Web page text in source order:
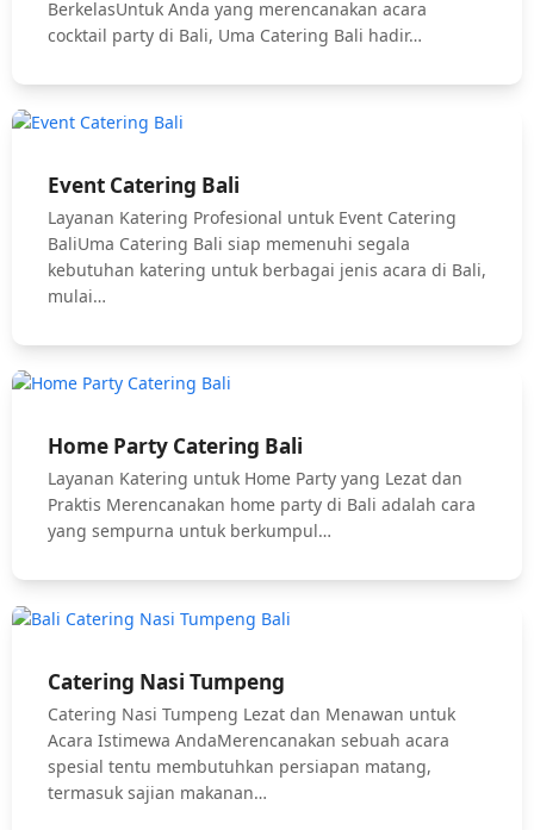
BerkelasUntuk Anda yang merencanakan acara
cocktail party di Bali, Uma Catering Bali hadir…
Event Catering Bali
Layanan Katering Profesional untuk Event Catering
BaliUma Catering Bali siap memenuhi segala
kebutuhan katering untuk berbagai jenis acara di Bali,
mulai…
Home Party Catering Bali
Layanan Katering untuk Home Party yang Lezat dan
Praktis Merencanakan home party di Bali adalah cara
yang sempurna untuk berkumpul…
Catering Nasi Tumpeng
Catering Nasi Tumpeng Lezat dan Menawan untuk
Acara Istimewa AndaMerencanakan sebuah acara
spesial tentu membutuhkan persiapan matang,
termasuk sajian makanan…